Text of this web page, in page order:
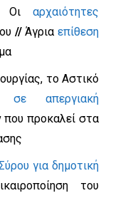
αρχαιότητες
//Άγριαεπίθεση
το Αστικό
σε απεργιακή
προκαλεί στα
για δημοτική
του